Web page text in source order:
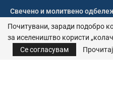
Свечено и молитвено
Свечено одбележан Илинден
Рокдејл
Почитувани, заради подобро
за иселеништво користи
Се согласувам